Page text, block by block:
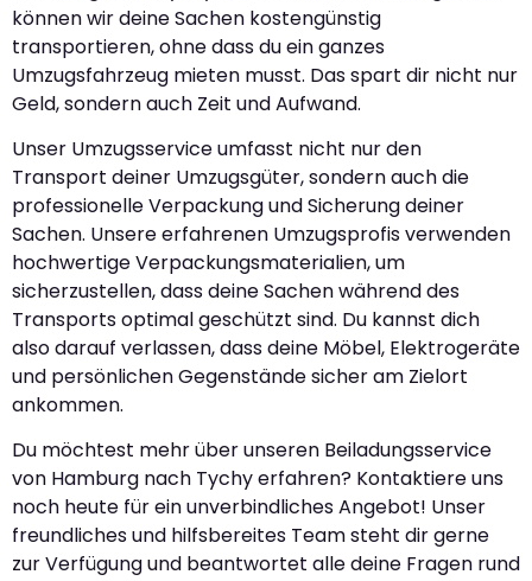
können wir deine Sachen kostengünstig
transportieren, ohne dass du ein ganzes
Umzugsfahrzeug mieten musst. Das spart dir nicht nur
Geld, sondern auch Zeit und Aufwand.
Unser Umzugsservice umfasst nicht nur den
Transport deiner Umzugsgüter, sondern auch die
professionelle Verpackung und Sicherung deiner
Sachen. Unsere erfahrenen Umzugsprofis verwenden
hochwertige Verpackungsmaterialien, um
sicherzustellen, dass deine Sachen während des
Transports optimal geschützt sind. Du kannst dich
also darauf verlassen, dass deine Möbel, Elektrogeräte
und persönlichen Gegenstände sicher am Zielort
ankommen.
Du möchtest mehr über unseren Beiladungsservice
von Hamburg nach Tychy erfahren? Kontaktiere uns
noch heute für ein unverbindliches Angebot! Unser
freundliches und hilfsbereites Team steht dir gerne
zur Verfügung und beantwortet alle deine Fragen rund